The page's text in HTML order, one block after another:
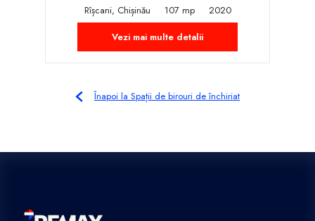
Rîșcani, Chișinău
107 mp
2020
Vezi mai multe detalii
Înapoi la Spații de birouri de închiriat